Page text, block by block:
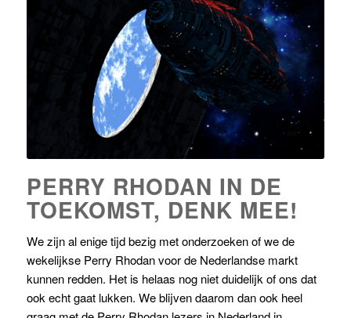
PERRY RHODAN IN DE
TOEKOMST, DENK MEE!
We zijn al enige tijd bezig met onderzoeken of we de
wekelijkse Perry Rhodan voor de Nederlandse markt
kunnen redden. Het is helaas nog niet duidelijk of ons dat
ook echt gaat lukken. We blijven daarom dan ook heel